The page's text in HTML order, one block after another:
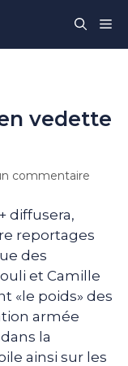
vedette
commentaire
diffusera,
reportages
des
et Camille
«le poids» des
armée
la
ainsi sur les